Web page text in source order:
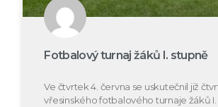
Fotbalový turnaj žáků I. stupně
Ve čtvrtek 4. června se uskutečnil již
vřesinského fotbalového turnaje žáků I.